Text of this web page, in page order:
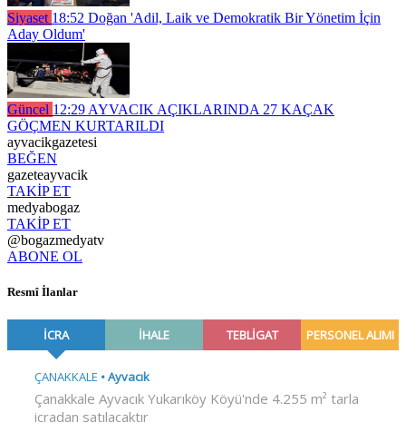
Siyaset 18:52 Doğan 'Adil, Laik ve Demokratik Bir Yönetim İçin
Aday Oldum'
Güncel 12:29 AYVACIK AÇIKLARINDA 27 KAÇAK
GÖÇMEN KURTARILDI
ayvacikgazetesi
BEĞEN
gazeteayvacik
TAKİP ET
medyabogaz
TAKİP ET
@bogazmedyatv
ABONE OL
Resmî İlanlar